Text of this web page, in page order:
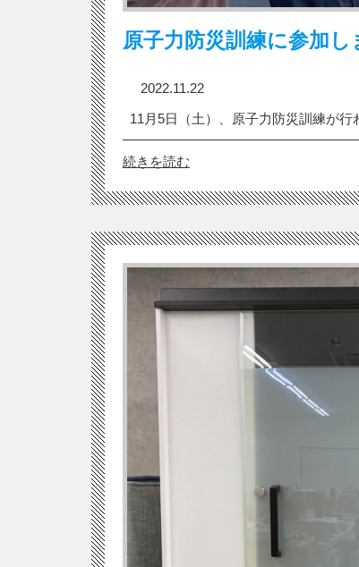
原子力防災訓練に参加し
2022.11.22
11月5日（土）、原子力防災訓練が
続きを読む